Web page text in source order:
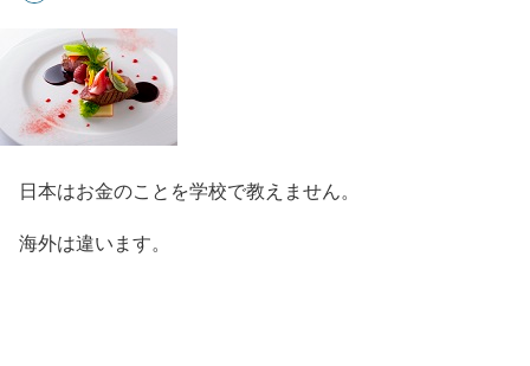
日本はお金のことを学校で教えません。
海外は違います。